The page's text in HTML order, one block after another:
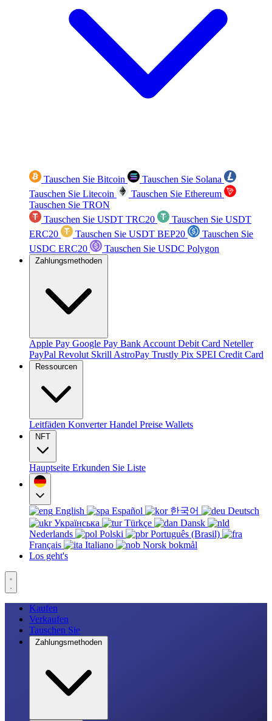
Tauschen Sie Bitcoin
Tauschen Sie Solana
Tauschen Sie Litecoin
Tauschen Sie Ethereum
Tauschen Sie TRON
Tauschen Sie USDT TRC20
Tauschen Sie USDT
ERC20
Tauschen Sie USDT BEP20
Tauschen Sie
USDC ERC20
Tauschen Sie USDC Polygon
Zahlungsmethoden
Apple Pay Google Pay Bank Account Debit Card Neteller
PayPal Revolut Skrill AstroPay Trustly Pix SPEI Credit Card
Ressourcen
Leitfäden KonverterHandel Preise Wallets
NFT
Hauptseite Erkunden Sie Liste
English Español 한국어
Deutsch
Українська
Türkçe
Dansk
Nederlands
Polski
Português (Brasil)
Français
Italiano
Norsk bokmål
Los geht's
Kaufen
Verkaufen
Tauschen Sie
Zahlungsmethoden